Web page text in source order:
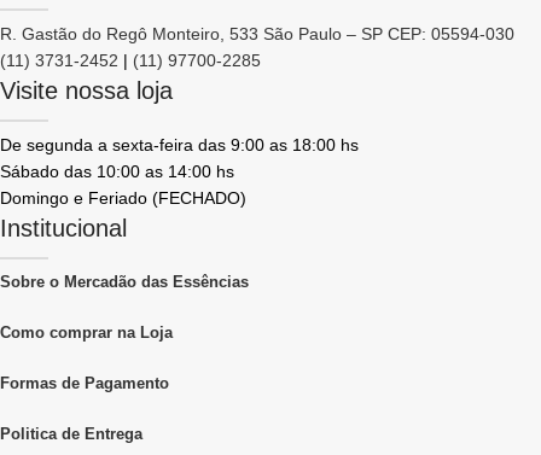
R. Gastão do Regô Monteiro, 533 São Paulo – SP CEP: 05594-030
(11) 3731-2452 | (11) 97700-2285
Visite nossa loja
De segunda a sexta-feira das 9:00 as 18:00 hs
Sábado das 10:00 as 14:00 hs
Domingo e Feriado (FECHADO)
Institucional
Sobre o Mercadão das Essências
Como comprar na Loja
Formas de Pagamento
Politica de Entrega